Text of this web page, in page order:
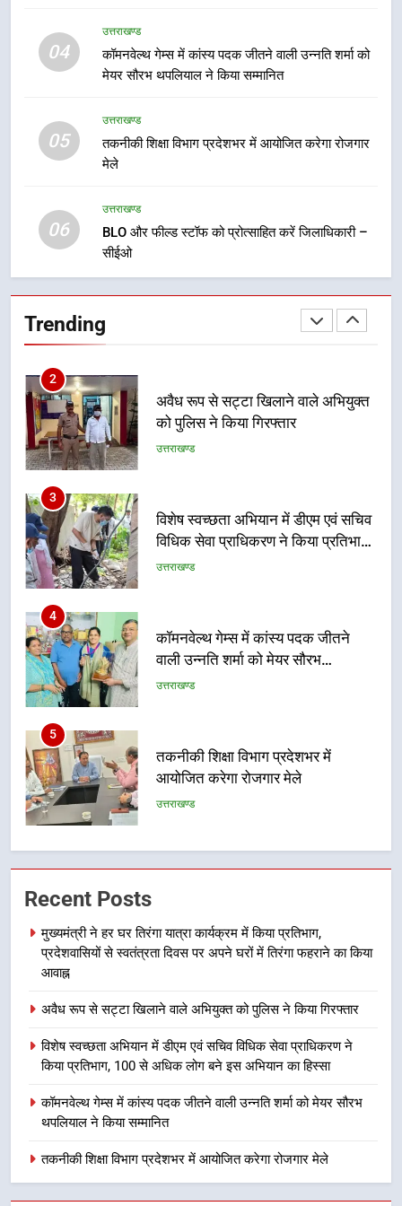
04
उत्तराखण्ड
कॉमनवेल्थ गेम्स में कांस्य पदक जीतने वाली उन्नति शर्मा को
मेयर सौरभ थपलियाल ने किया सम्मानित
05
उत्तराखण्ड
तकनीकी शिक्षा विभाग प्रदेशभर में आयोजित करेगा रोजगार
मेले
06
उत्तराखण्ड
BLO और फील्ड स्टॉफ को प्रोत्साहित करें जिलाधिकारी –
सीईओ
Trending
कावड़ मेले को सकुशल रूप से संपन्न कराने
के लिए खुद मैदान में उतरे एसएसपी दून
1
फहराने का किया आवाह्न
अवैध रूप से सट्टा खिलाने वाले अभियुक्त
3
विशेष स्वच्छता अभियान में डीएम एवं सचिव
विधिक सेवा प्राधिकरण ने किया प्रतिभाग,
100 से अधिक लोग बने इस अभियान का
उत्तराखण्ड
4
कॉमनवेल्थ गेम्स में कांस्य पदक जीतने
वाली उन्नति शर्मा को मेयर सौरभ
थपलियाल ने किया सम्मानित
उत्तराखण्ड
5
तकनीकी शिक्षा विभाग प्रदेशभर में
आयोजित करेगा रोजगार मेले
उत्तराखण्ड
6
BLO और फील्ड स्टॉफ को प्रोत्साहित करें
जिलाधिकारी – सीईओ
उत्तराखण्ड
7
हर घर तिरंगा अभियान को जन-जन तक
8
के लिए खुद मैदान में उतरे एसएसपी दून
उत्तराखण्ड
मुख्यमंत्री ने हर घर तिरंगा यात्रा
से स्वतंत्रता दिवस पर अपने घरों में तिरंगा
उत्तराखण्ड
Recent Posts
मुख्यमंत्री ने हर घर तिरंगा यात्रा कार्यक्रम में किया प्रतिभाग,
प्रदेशवासियों से स्वतंत्रता दिवस पर अपने घरों में तिरंगा फहराने का किया
आवाह्न
अवैध रूप से सट्टा खिलाने वाले अभियुक्त को पुलिस ने किया गिरफ्तार
विशेष स्वच्छता अभियान में डीएम एवं सचिव विधिक सेवा प्राधिकरण ने
किया प्रतिभाग, 100 से अधिक लोग बने इस अभियान का हिस्सा
कॉमनवेल्थ गेम्स में कांस्य पदक जीतने वाली उन्नति शर्मा को मेयर सौरभ
थपलियाल ने किया सम्मानित
तकनीकी शिक्षा विभाग प्रदेशभर में आयोजित करेगा रोजगार मेले